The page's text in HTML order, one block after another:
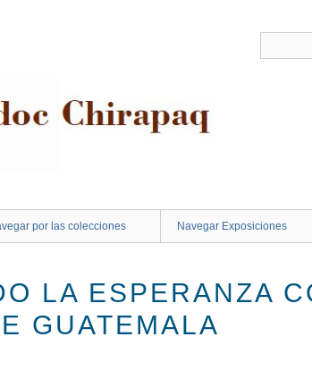
por las colecciones Navegar Exposiciones
LA ESPERANZA
GUATEMALA